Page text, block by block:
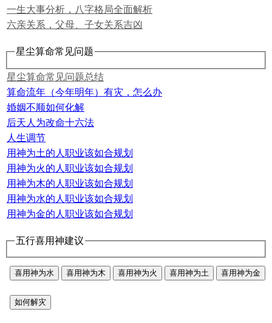
一生大事分析，八字格局全面解析
六亲关系，父母、子女关系吉凶
星尘算命常见问题
星尘算命常见问题总结
算命流年（今年明年）有灾，怎么办
婚姻不顺如何化解
后天人为改命十六法
人生调节
用神为土的人职业该如合规划
用神为火的人职业该如合规划
用神为木的人职业该如合规划
用神为水的人职业该如合规划
用神为金的人职业该如合规划
五行喜用神建议
喜用神为水 喜用神为木 喜用神为火 喜用神为土 喜用神为金
如何解灾